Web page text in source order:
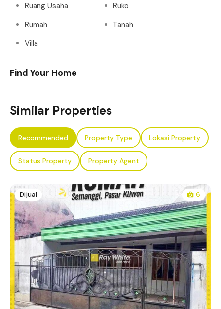
Ruang Usaha
Ruko
Rumah
Tanah
Villa
Find Your Home
Similar Properties
Recommended Property Type Lokasi Property
Status Property Property Agent
Dijual 6